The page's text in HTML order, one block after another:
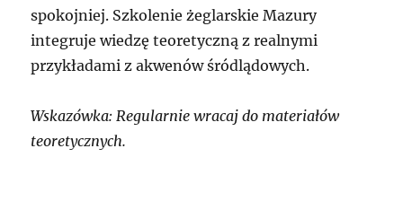
spokojniej. Szkolenie żeglarskie Mazury
integruje wiedzę teoretyczną z realnymi
przykładami z akwenów śródlądowych.
Wskazówka: Regularnie wracaj do materiałów
teoretycznych.